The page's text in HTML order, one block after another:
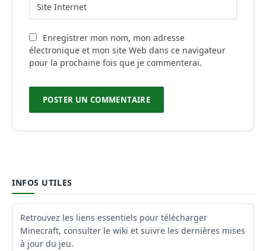
Enregistrer mon nom, mon adresse
électronique et mon site Web dans ce navigateur
pour la prochaine fois que je commenterai.
INFOS UTILES
Retrouvez les liens essentiels pour télécharger
Minecraft, consulter le wiki et suivre les dernières mises
à jour du jeu.